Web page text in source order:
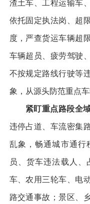
渣土车、工程运输车
依托固定执法岗、超
度，严查货运车辆超
车辆超员、疲劳驾驶
不按规定路线行驶等
象，从源头防范重点车
紧盯重点路段全
违停占道、车流密集
乱象，畅通城市通行
员、货车违法载人
车、农用三轮车、电
路交通事故；景区、